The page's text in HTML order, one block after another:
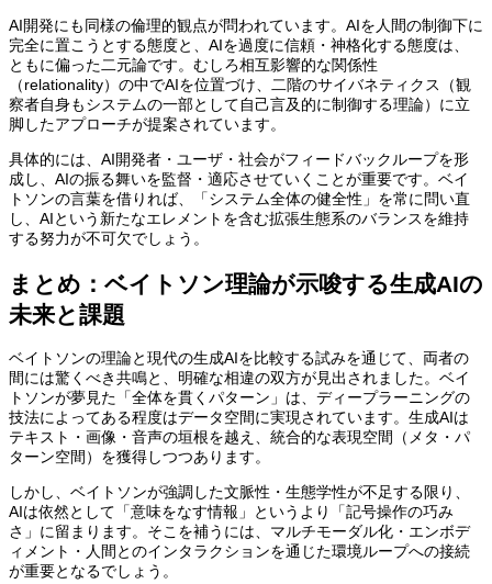
AI開発にも同様の倫理的観点が問われています。AIを人間の制御下に
完全に置こうとする態度と、AIを過度に信頼・神格化する態度は、
ともに偏った二元論です。むしろ相互影響的な関係性
（relationality）の中でAIを位置づけ、二階のサイバネティクス（観
察者自身もシステムの一部として自己言及的に制御する理論）に立
脚したアプローチが提案されています。
具体的には、AI開発者・ユーザ・社会がフィードバックループを形
成し、AIの振る舞いを監督・適応させていくことが重要です。ベイ
トソンの言葉を借りれば、「システム全体の健全性」を常に問い直
し、AIという新たなエレメントを含む拡張生態系のバランスを維持
する努力が不可欠でしょう。
まとめ：ベイトソン理論が示唆する生成AIの
未来と課題
ベイトソンの理論と現代の生成AIを比較する試みを通じて、両者の
間には驚くべき共鳴と、明確な相違の双方が見出されました。ベイ
トソンが夢見た「全体を貫くパターン」は、ディープラーニングの
技法によってある程度はデータ空間に実現されています。生成AIは
テキスト・画像・音声の垣根を越え、統合的な表現空間（メタ・パ
ターン空間）を獲得しつつあります。
しかし、ベイトソンが強調した文脈性・生態学性が不足する限り、
AIは依然として「意味をなす情報」というより「記号操作の巧み
さ」に留まります。そこを補うには、マルチモーダル化・エンボデ
ィメント・人間とのインタラクションを通じた環境ループへの接続
が重要となるでしょう。